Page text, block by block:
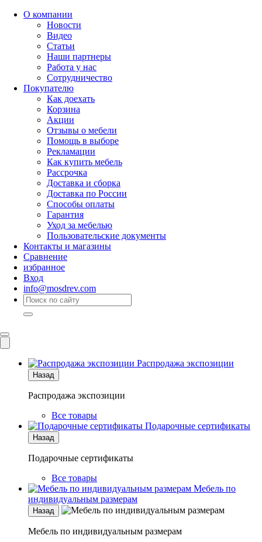
О компании
Новости
Видео
Статьи
Наши партнеры
Работа у нас
Сотрудничество
Покупателю
Как доехать
Корзина
Акции
Отзывы о мебели
Помощь в выборе
Рекламации
Как купить мебель
Рассрочка
Доставка и сборка
Доставка по России
Способы оплаты
Гарантия
Уход за мебелью
Пользовательские документы
Контакты и магазины
Сравнение
избранное
Вход
info@mosdrev.com
Распродажа экспозиции
Назад
Распродажа экспозиции
Все товары
Подарочные сертификаты
Назад
Подарочные сертификаты
Все товары
Мебель по
индивидуальным размерам
Назад
Мебель по индивидуальным размерам